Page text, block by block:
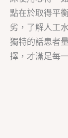
點在於取得平
劣，了解人工
獨特的話患者
擇，才滿足每